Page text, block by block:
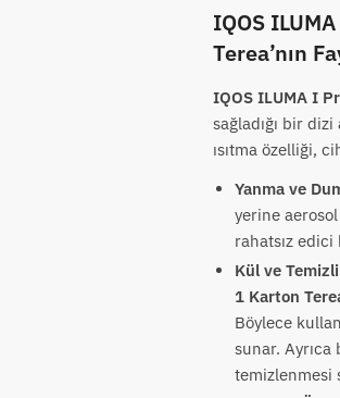
IQOS
Terea’nın
IQOS ILUMA I
sağladığı bir
ısıtma özelliği,
Yanma ve
yerine
rahatsız edici
Kül ve
1 Karton
Böylece
sunar. Ayrıca
temizlenmesi